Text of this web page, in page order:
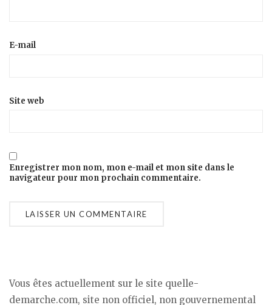
E-mail
Site web
Enregistrer mon nom, mon e-mail et mon site dans le
navigateur pour mon prochain commentaire.
Vous êtes actuellement sur le site quelle-
demarche.com, site non officiel, non gouvernemental